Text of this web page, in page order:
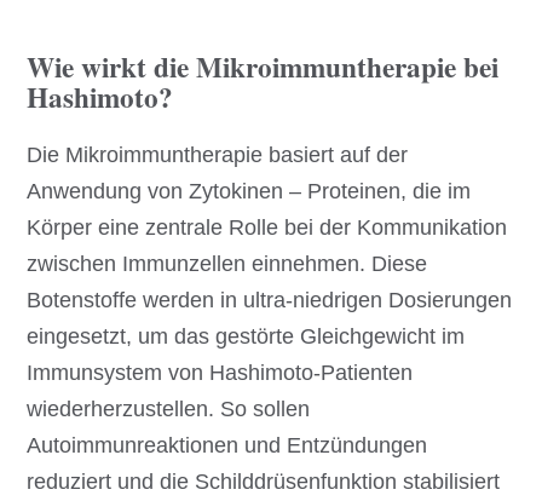
Wie wirkt die Mikroimmuntherapie bei
Hashimoto?
Die Mikroimmuntherapie basiert auf der
Anwendung von Zytokinen – Proteinen, die im
Körper eine zentrale Rolle bei der Kommunikation
zwischen Immunzellen einnehmen. Diese
Botenstoffe werden in ultra-niedrigen Dosierungen
eingesetzt, um das gestörte Gleichgewicht im
Immunsystem von Hashimoto-Patienten
wiederherzustellen. So sollen
Autoimmunreaktionen und Entzündungen
reduziert und die Schilddrüsenfunktion stabilisiert